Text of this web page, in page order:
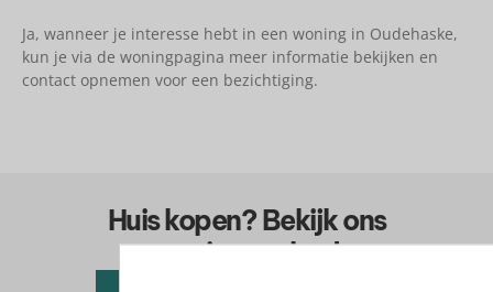
Ja, wanneer je interesse hebt in een woning in Oudehaske,
kun je via de woningpagina meer informatie bekijken en
contact opnemen voor een bezichtiging.
Huis kopen? Bekijk ons
woningaanbod